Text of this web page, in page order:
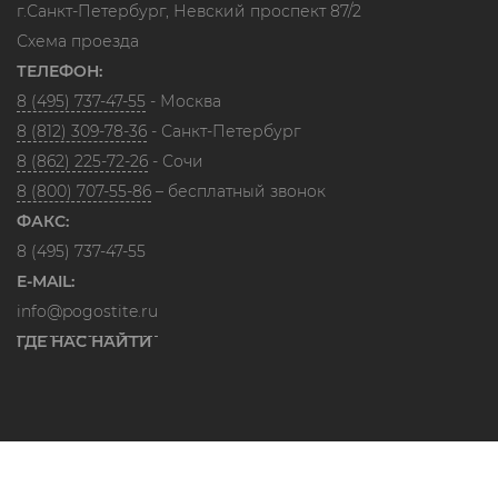
г.Санкт-Петербург, Невский проспект 87/2
Схема проезда
ТЕЛЕФОН:
8 (495) 737-47-55 - Москва
8 (812) 309-78-36 - Санкт-Петербург
8 (862) 225-72-26 - Сочи
8 (800) 707-55-86 – бесплатный звонок
ФАКС:
8 (495) 737-47-55
E-MAIL:
info@pogostite.ru
ГДЕ НАС НАЙТИ